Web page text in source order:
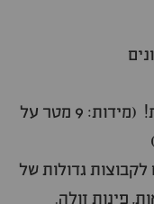
בריכה טבעית גדולה מושלמת! (מידות: 9 מטר על
גדולות של